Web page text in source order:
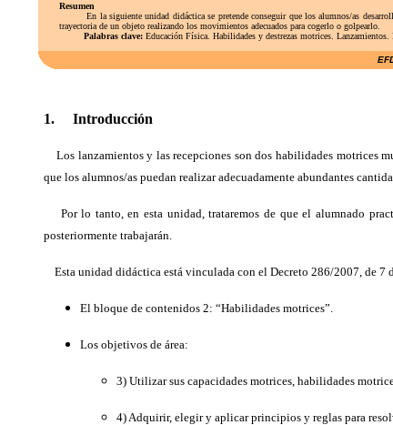
Resumen
En la siguiente unidad didáctica se pretende conseguir que los alumnos/as
trayectoria de un objeto realizando los movimientos adecuados para cogerlo o golpearlo.
Palabras clave: Educación Física. Habilidades y destrezas motrices. Lanzamientos.
1. Introducción
Los lanzamientos y las recepciones son dos habilidades motrices
que los alumnos/as puedan realizar adecuadamente abundantes
Por lo tanto, en esta unidad, trataremos de que el alumnado
posteriormente trabajarán.
Esta unidad didáctica está vinculada con el Decreto 286/2007, de 7
El bloque de contenidos 2: “Habilidades motrices”.
Los objetivos de área:
3) Utilizar sus capacidades motrices, habilidades
4) Adquirir, elegir y aplicar principios y reglas para